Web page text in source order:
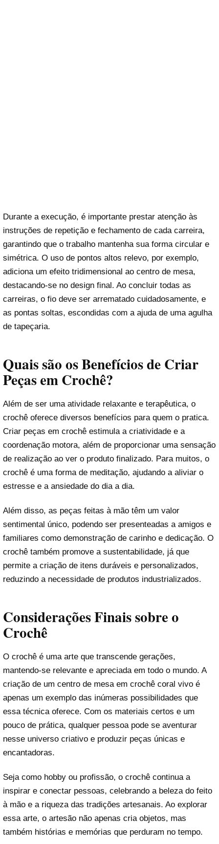
Durante a execução, é importante prestar atenção às
instruções de repetição e fechamento de cada carreira,
garantindo que o trabalho mantenha sua forma circular e
simétrica. O uso de pontos altos relevo, por exemplo,
adiciona um efeito tridimensional ao centro de mesa,
destacando-se no design final. Ao concluir todas as
carreiras, o fio deve ser arrematado cuidadosamente, e
as pontas soltas, escondidas com a ajuda de uma agulha
de tapeçaria.
Quais são os Benefícios de Criar
Peças em Crochê?
Além de ser uma atividade relaxante e terapêutica, o
crochê oferece diversos benefícios para quem o pratica.
Criar peças em crochê estimula a criatividade e a
coordenação motora, além de proporcionar uma sensação
de realização ao ver o produto finalizado. Para muitos, o
crochê é uma forma de meditação, ajudando a aliviar o
estresse e a ansiedade do dia a dia.
Além disso, as peças feitas à mão têm um valor
sentimental único, podendo ser presenteadas a amigos e
familiares como demonstração de carinho e dedicação. O
crochê também promove a sustentabilidade, já que
permite a criação de itens duráveis e personalizados,
reduzindo a necessidade de produtos industrializados.
Considerações Finais sobre o
Crochê
O crochê é uma arte que transcende gerações,
mantendo-se relevante e apreciada em todo o mundo. A
criação de um centro de mesa em crochê coral vivo é
apenas um exemplo das inúmeras possibilidades que
essa técnica oferece. Com os materiais certos e um
pouco de prática, qualquer pessoa pode se aventurar
nesse universo criativo e produzir peças únicas e
encantadoras.
Seja como hobby ou profissão, o crochê continua a
inspirar e conectar pessoas, celebrando a beleza do feito
à mão e a riqueza das tradições artesanais. Ao explorar
essa arte, o artesão não apenas cria objetos, mas
também histórias e memórias que perduram no tempo.